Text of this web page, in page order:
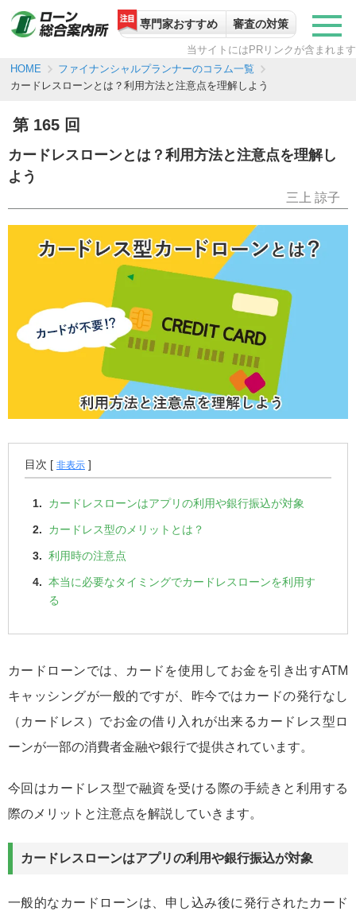
専門家おすすめ 審査の対策
当サイトにはPRリンクが含まれます
HOME
ファイナンシャルプランナーのコラム一覧
カードレスローンとは？利用方法と注意点を理解しよう
第 165 回
カードレスローンとは？利用方法と注意点を理解し
よう
三上 諒子
目次 [ 非表示 ]
カードレスローンはアプリの利用や銀行振込が対象
カードレス型のメリットとは？
利用時の注意点
本当に必要なタイミングでカードレスローンを利用す
る
カードローンでは、カードを使用してお金を引き出すATM
キャッシングが一般的ですが、昨今ではカードの発行なし
（カードレス）でお金の借り入れが出来るカードレス型ロ
ーンが一部の消費者金融や銀行で提供されています。
今回はカードレス型で融資を受ける際の手続きと利用する
際のメリットと注意点を解説していきます。
カードレスローンはアプリの利用や銀行振込が対象
一般的なカードローンは、申し込み後に発行されたカード